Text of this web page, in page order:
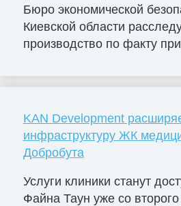
Бюро экономической
Киевской области
производство по факту
KAN Development
инфраструктуру ЖК
Добробута
Услуги клиники станут
Файна Таун уже со